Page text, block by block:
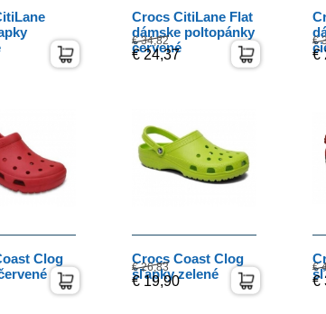
Crocs CitiLane Flat
dámske poltopánky
červené
€ 34,82
€ 24,37
€
€
Clog
Crocs Coast Clog
šľapky zelené
€ 26,83
€ 19,90
€
€